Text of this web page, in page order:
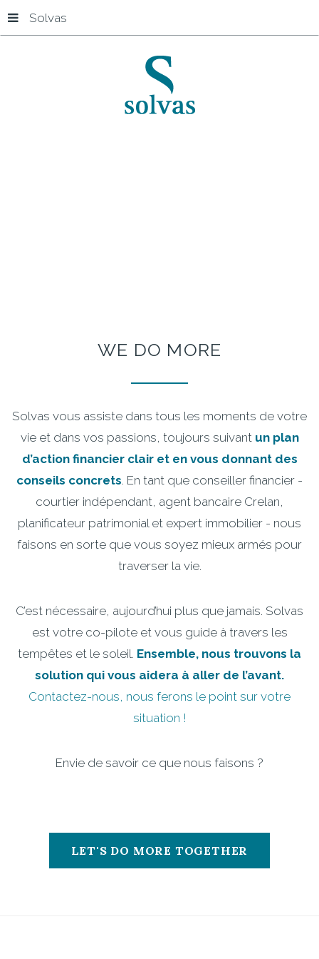
Solvas
WE DO MORE
Solvas vous assiste dans tous les moments de votre
vie et dans vos passions, toujours suivant un plan
d’action financier clair et en vous donnant des
conseils concrets. En tant que conseiller financier -
courtier indépendant, agent bancaire Crelan,
planificateur patrimonial et expert immobilier - nous
faisons en sorte que vous soyez mieux armés pour
traverser la vie.
C’est nécessaire, aujourd’hui plus que jamais. Solvas
est votre co-pilote et vous guide à travers les
tempêtes et le soleil. Ensemble, nous trouvons la
solution qui vous aidera à aller de l’avant.
Contactez-nous, nous ferons le point sur votre
situation !
Envie de savoir ce que nous faisons ?
LET'S DO MORE TOGETHER